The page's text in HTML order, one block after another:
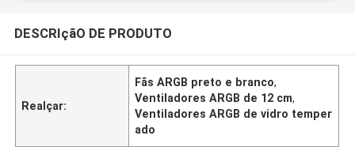
DESCRIçãO DE PRODUTO
Realçar:
Fãs ARGB preto e branco,
Ventiladores ARGB de 12 cm,
Ventiladores ARGB de vidro temper
ado